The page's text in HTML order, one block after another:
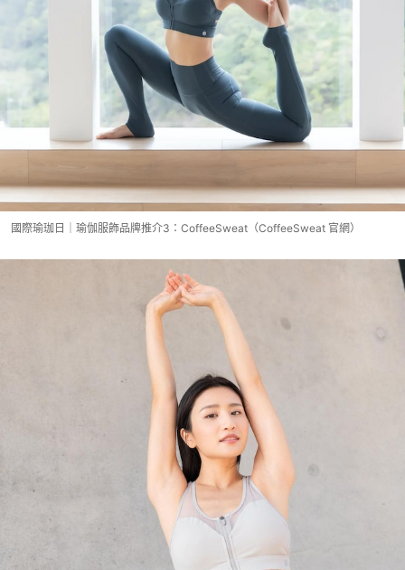
國際瑜珈日｜瑜伽服飾品牌推介3：CoffeeSweat（CoffeeSweat 官網）